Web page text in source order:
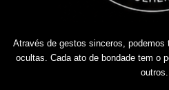
Através de gestos sinceros, podemos
ocultas. Cada ato de bondade tem o
outros.